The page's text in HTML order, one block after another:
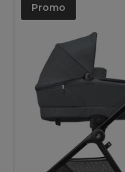
Promo